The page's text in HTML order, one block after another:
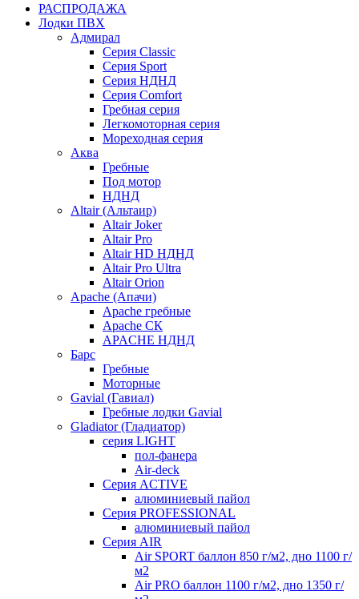
РАСПРОДАЖА
Лодки ПВХ
Адмирал
Серия Classic
Серия Sport
Серия НДНД
Серия Comfort
Гребная серия
Легкомоторная серия
Мореходная серия
Аква
Гребные
Под мотор
НДНД
Altair (Альтаир)
Altair Joker
Altair Pro
Altair HD НДНД
Altair Pro Ultra
Altair Orion
Apache (Апачи)
Apache гребные
Apache СК
APACHE НДНД
Барс
Гребные
Моторные
Gavial (Гавиал)
Гребные лодки Gavial
Gladiator (Гладиатор)
серия LIGHT
пол-фанера
Air-deck
Серия ACTIVE
алюминиевый пайол
Серия PROFESSIONAL
алюминиевый пайол
Серия AIR
Air SPORT баллон 850 г/м2, дно 1100 г/
м2
Air PRO баллон 1100 г/м2, дно 1350 г/